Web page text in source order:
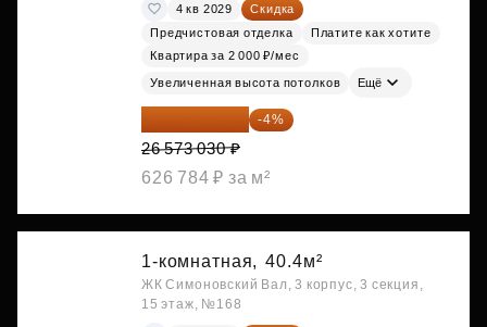
4 кв 2029
Скидка
Предчистовая отделка
Платите как хотите
Квартира за 2 000 ₽/мес
Увеличенная высота потолков Ещё
25 510 109 ₽ -4%
26 573 030 ₽
626 784 ₽ за м²
1-комнатная, 40.4м²
ЖК Симоновский Вал, 3 корпус, 3 секция,
15 этаж, №168